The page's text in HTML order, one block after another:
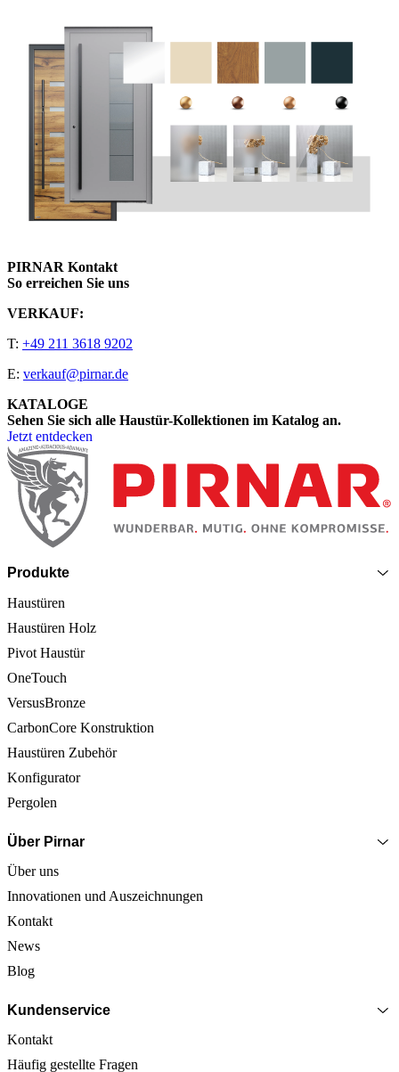
PIRNAR Kontakt
So erreichen Sie uns
VERKAUF:
T: +49 211 3618 9202
E: verkauf@pirnar.de
KATALOGE
Sehen Sie sich alle Haustür-Kollektionen im Katalog an.
Jetzt entdecken
Seitenfooter
Produkte
Haustüren
Haustüren Holz
Pivot Haustür
OneTouch
VersusBronze
CarbonCore Konstruktion
Haustüren Zubehör
Konfigurator
Pergolen
Über Pirnar
Über uns
Innovationen und Auszeichnungen
Kontakt
News
Blog
Kundenservice
Kontakt
Häufig gestellte Fragen